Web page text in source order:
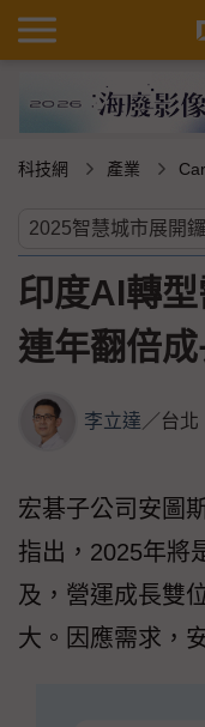
科技網 產業
印度AI轉
連年翻倍
李立達／台北
宏碁子公司安圖
指出，2025年將
及，營運成長雙
大。因應需求，